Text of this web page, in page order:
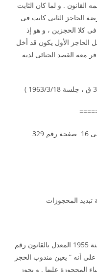
. و لما كان الثابت
الحاجز الثانى كانت فى
كلا الحجزين ، و هو إذ
الحاجز الأول يكون قد أخل
معه القصد الجنائى لديه
تبديد المحجوزات
نصت المادة 11 من القانون رقم 308 لسنة 1955 المعدل بالقانون رقم
على أنه ” يعين مندوب الحجز
المحجوزة عليها . و يجوز